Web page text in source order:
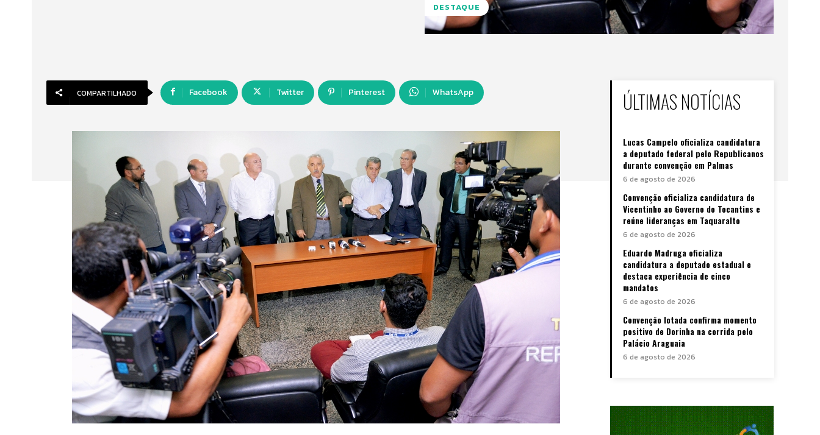
DESTAQUE
COMPARTILHADO Facebook Twitter Pinterest WhatsApp ÚLTIMAS NOTÍCIAS
Lucas Campelo oficializa candidatura
a deputado federal pelo Republicanos
durante convenção em Palmas
6 de agosto de 2026
Convenção oficializa candidatura de
Vicentinho ao Governo do Tocantins e
reúne lideranças em Taquaralto
6 de agosto de 2026
Eduardo Madruga oficializa
candidatura a deputado estadual e
destaca experiência de cinco
mandatos
6 de agosto de 2026
Convenção lotada confirma momento
positivo de Dorinha na corrida pelo
Palácio Araguaia
6 de agosto de 2026